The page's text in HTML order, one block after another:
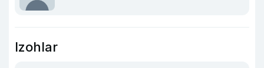
Izohlar